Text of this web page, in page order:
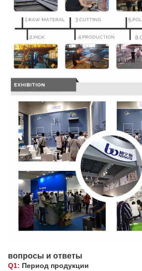
вопросы и ответы
Q1: Период продукции